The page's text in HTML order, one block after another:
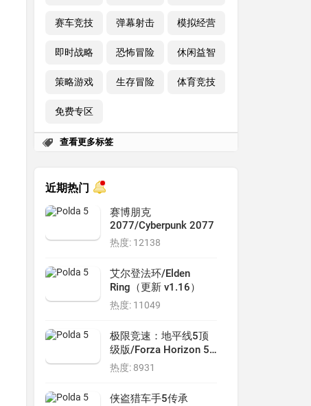
赛车竞技 弹幕射击 模拟经营
即时战略 恐怖冒险 休闲益智
策略游戏 生存冒险 体育竞技
免费专区
查看更多标签
近期热门
赛博朋克
2077/Cyberpunk 2077
热度: 12138
艾尔登法环/Elden
Ring（更新 v1.16）
热度: 11049
极限竞速：地平线5顶
级版/Forza Horizon 5 -
Premium Edition
热度: 8931
侠盗猎车手5传承